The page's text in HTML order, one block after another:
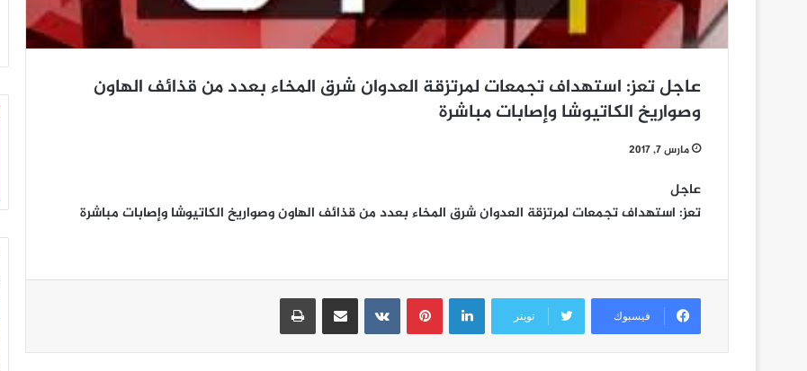
عاجل تعز: استهداف تجمعات لمرتزقة العدوان شرق المخاء بعدد من قذائف الهاون
وصواريخ الكاتيوشا وإصابات مباشرة
مارس 7, 2017
عاجل
تعز: استهداف تجمعات لمرتزقة العدوان شرق المخاء بعدد من قذائف الهاون وصواريخ الكاتيوشا وإصابات مباشرة
فيسبوك تويتر
لينكدإنبينتيريست مشاركة عبر البريد طباعة